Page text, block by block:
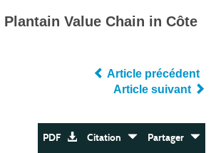
Value Chain in Côte
Article précédent
Article suivant
PDF Citation Partager